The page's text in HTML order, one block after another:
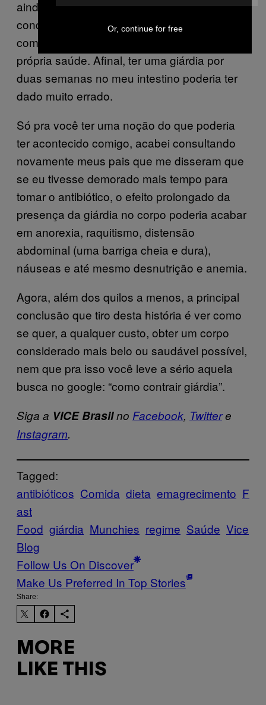
ainda que eu saiba que meu peso tenha sido
conquistado com uma combinação de sorte
com um descaso absurdo com a minha
própria saúde. Afinal, ter uma giárdia por
duas semanas no meu intestino poderia ter
dado muito errado.
Só pra você ter uma noção do que poderia
ter acontecido comigo, acabei consultando
novamente meus pais que me disseram que
se eu tivesse demorado mais tempo para
tomar o antibiótico, o efeito prolongado da
presença da giárdia no corpo poderia acabar
em anorexia, raquitismo, distensão
abdominal (uma barriga cheia e dura),
náuseas e até mesmo desnutrição e anemia.
Agora, além dos quilos a menos, a principal
conclusão que tiro desta história é ver como
se quer, a qualquer custo, obter um corpo
considerado mais belo ou saudável possível,
nem que pra isso você leve a sério aquela
busca no google: “como contrair giárdia”.
Siga a VICE Brasilno Facebook, Twittere
Instagram.
Tagged:
antibióticos Comida dieta emagrecimento F
ast
Food giárdia Munchies regime Saúde Vice
Blog
Follow Us On Discover
Make Us Preferred In Top Stories
Share:
MORE
LIKE THIS
Or, continue for free